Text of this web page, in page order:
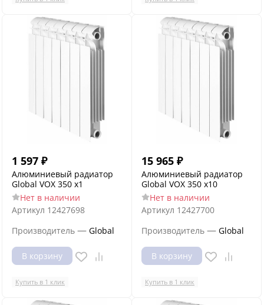
1 597 ₽
Алюминиевый радиатор
Global VOX 350 x1
Нет в наличии
Артикул 12427698
Производитель — Global
В корзину
Купить в 1 клик
15 965 ₽
Алюминиевый радиатор
Global VOX 350 x10
Нет в наличии
Артикул 12427700
Производитель — Global
В корзину
Купить в 1 клик